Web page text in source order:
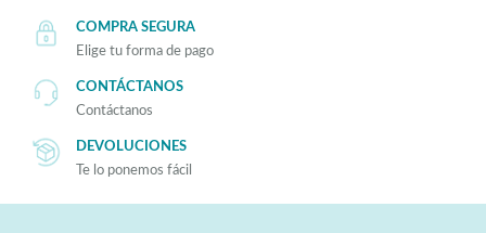
COMPRA SEGURA
Elige tu forma de pago
CONTÁCTANOS
Contáctanos
DEVOLUCIONES
Te lo ponemos fácil